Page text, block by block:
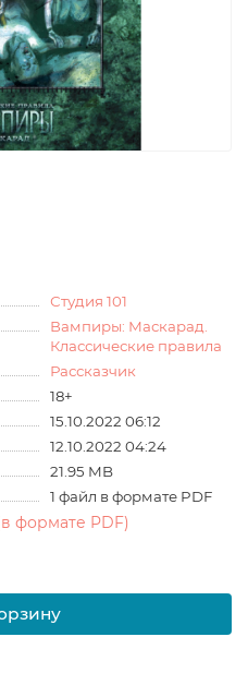
Студия 101
Вампиры: Маскарад.
Классические правила
Рассказчик
18+
15.10.2022 06:12
12.10.2022 04:24
21.95 MB
1 файл в формате PDF
формате PDF)